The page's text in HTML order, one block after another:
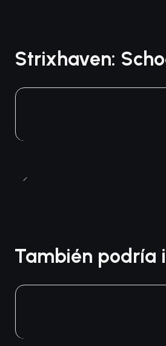
Strixhaven:
También podría